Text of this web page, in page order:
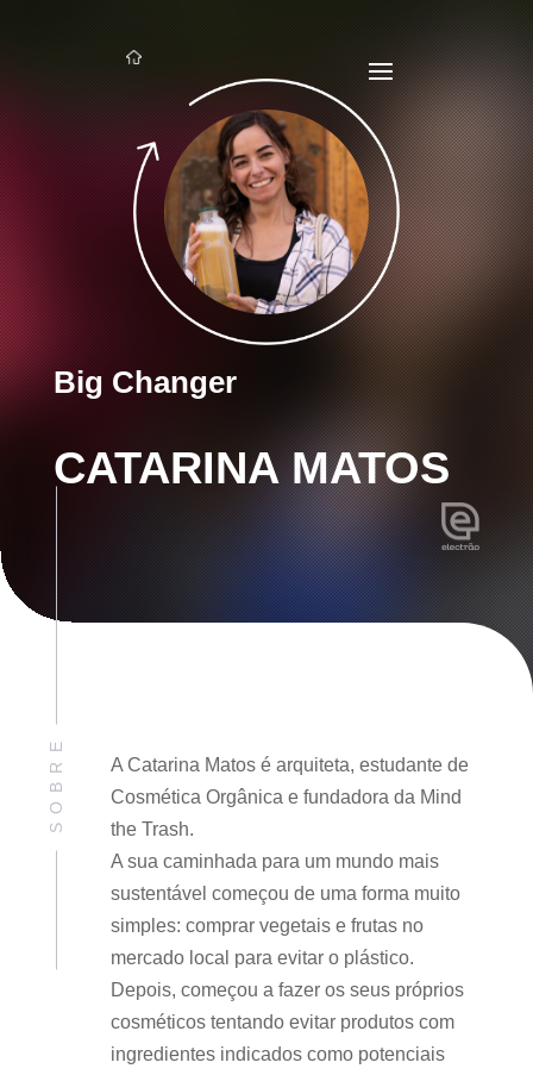
Big Changer
CATARINA MATOS
SOBRE
A Catarina Matos é arquiteta, estudante de
Cosmética Orgânica e fundadora da Mind
the Trash.
A sua caminhada para um mundo mais
sustentável começou de uma forma muito
simples: comprar vegetais e frutas no
mercado local para evitar o plástico.
Depois, começou a fazer os seus próprios
cosméticos tentando evitar produtos com
ingredientes indicados como potenciais